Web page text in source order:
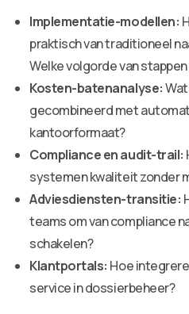
Implementatie-modellen:
praktisch van traditioneel
Welke volgorde van
Kosten-batenanalyse:Wat
gecombineerd met
kantoorformaat?
Compliance en audit-trail:
systemen kwaliteit zonder
Adviesdiensten-transitie:
teams om van compliance
schakelen?
Klantportals: Hoe
service in dossierbeheer?